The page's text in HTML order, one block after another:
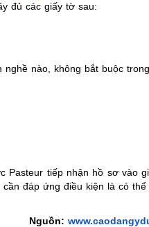
đủ các giấy tờ sau:
nào, không bắt buộc
Pasteur tiếp nhận hồ sơ vào
đáp ứng điều kiện là có
Nguồn: